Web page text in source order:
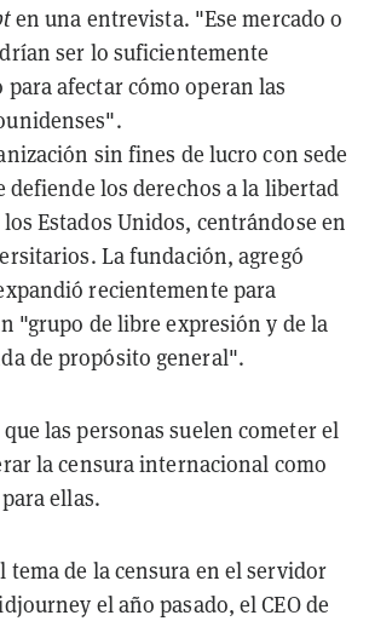
en una entrevista. "Ese mercado o
ser lo suficientemente
para afectar cómo operan las
sin fines de lucro con sede
defiende los derechos a la libertad
Estados Unidos, centrándose en
La fundación, agregó
recientemente para
"grupo de libre expresión y de la
de propósito general".
las personas suelen cometer el
la censura internacional como
ellas.
tema de la censura en el servidor
el año pasado, el CEO de